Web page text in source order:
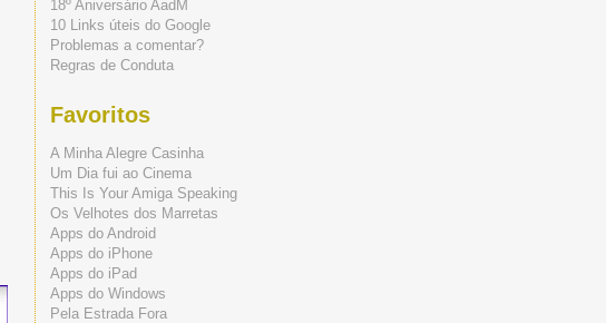
18º Aniversário AadM
10 Links úteis do Google
Problemas a comentar?
Regras de Conduta
Favoritos
A Minha Alegre Casinha
Um Dia fui ao Cinema
This Is Your Amiga Speaking
Os Velhotes dos Marretas
Apps do Android
Apps do iPhone
Apps do iPad
Apps do Windows
Pela Estrada Fora